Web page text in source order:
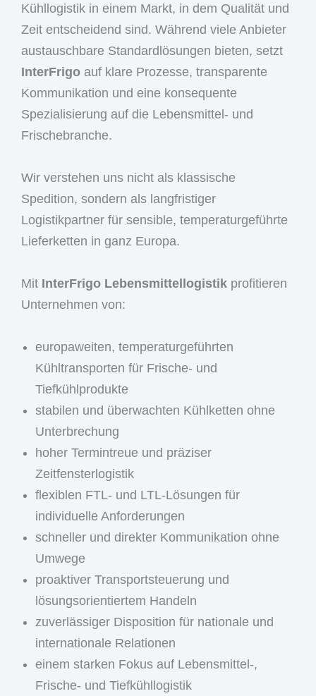
Kühllogistik in einem Markt, in dem Qualität und
Zeit entscheidend sind. Während viele Anbieter
austauschbare Standardlösungen bieten, setzt
InterFrigo auf klare Prozesse, transparente
Kommunikation und eine konsequente
Spezialisierung auf die Lebensmittel- und
Frischebranche.
Wir verstehen uns nicht als klassische
Spedition, sondern als langfristiger
Logistikpartner für sensible, temperaturgeführte
Lieferketten in ganz Europa.
Mit InterFrigo Lebensmittellogistik profitieren
Unternehmen von:
europaweiten, temperaturgeführten
Kühltransporten für Frische- und
Tiefkühlprodukte
stabilen und überwachten Kühlketten ohne
Unterbrechung
hoher Termintreue und präziser
Zeitfensterlogistik
flexiblen FTL- und LTL-Lösungen für
individuelle Anforderungen
schneller und direkter Kommunikation ohne
Umwege
proaktiver Transportsteuerung und
lösungsorientiertem Handeln
zuverlässiger Disposition für nationale und
internationale Relationen
einem starken Fokus auf Lebensmittel-,
Frische- und Tiefkühllogistik